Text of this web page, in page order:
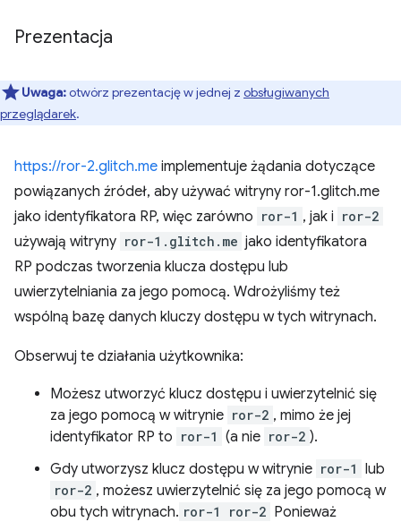
Prezentacja
Uwaga:otwórz prezentację w jednej z obsługiwanych
przeglądarek.
https://ror-2.glitch.me implementuje żądania dotyczące
powiązanych źródeł, aby używać witryny ror-1.glitch.me
jako identyfikatora RP, więc zarówno ror-1 , jak i ror-2
używają witryny ror-1.glitch.me jako identyfikatora
RP podczas tworzenia klucza dostępu lub
uwierzytelniania za jego pomocą. Wdrożyliśmy też
wspólną bazę danych kluczy dostępu w tych witrynach.
Obserwuj te działania użytkownika:
Możesz utworzyć klucz dostępu i uwierzytelnić się
za jego pomocą w witrynie ror-2 , mimo że jej
identyfikator RP to ror-1 (a nie ror-2 ).
Gdy utworzysz klucz dostępu w witrynie ror-1 lub
ror-2 , możesz uwierzytelnić się za jego pomocą w
obu tych witrynach. ror-1 ror-2 Ponieważ